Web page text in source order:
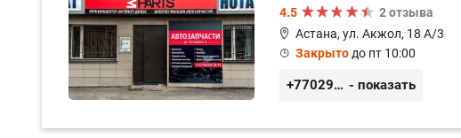
4.5
2 отзыва
Астана, ул. Акжол, 18 А/3
Закрытодо пт 10:00
+77029352979 - показать